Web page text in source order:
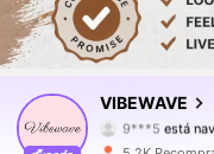
VIBEWAVE
4,81 7.4K
9***5 está
7.4K